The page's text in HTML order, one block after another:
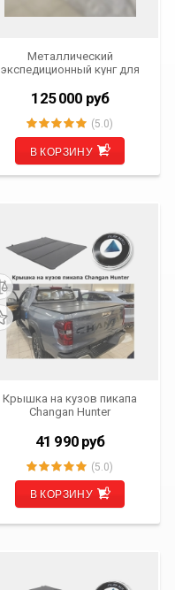
Металлический
экспедиционный кунг для
ST8
125 000 руб
(5.0)
В КОРЗИНУ
Крышка на кузов пикапа
Changan Hunter
41 990 руб
(5.0)
В КОРЗИНУ